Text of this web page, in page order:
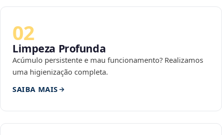
02
Limpeza Profunda
Acúmulo persistente e mau funcionamento? Realizamos
uma higienização completa.
SAIBA MAIS